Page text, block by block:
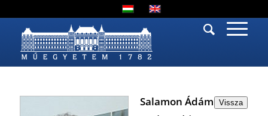
Vissza
Salamon Ádám